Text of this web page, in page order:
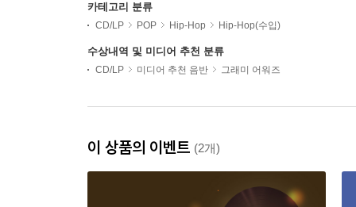
카테고리 분류
CD/LP POP Hip-Hop Hip-Hop(수입)
수상내역 및 미디어 추천 분류
CD/LP 미디어 추천 음반 그래미 어워즈
이 상품의 이벤트 (2개)